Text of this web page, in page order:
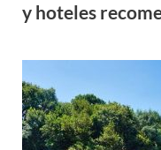
y hoteles